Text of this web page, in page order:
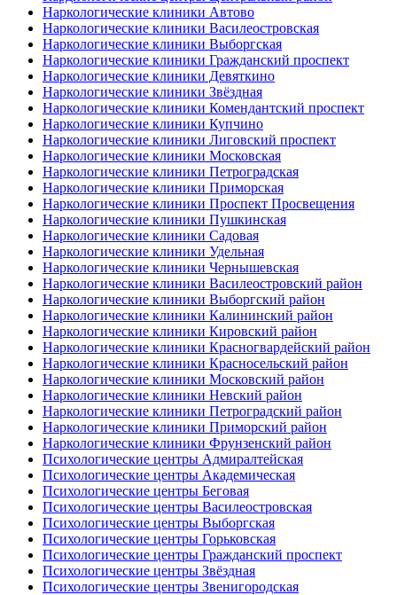
Наркологические клиники Автово
Наркологические клиники Василеостровская
Наркологические клиники Выборгская
Наркологические клиники Гражданский проспект
Наркологические клиники Девяткино
Наркологические клиники Звёздная
Наркологические клиники Комендантский проспект
Наркологические клиники Купчино
Наркологические клиники Лиговский проспект
Наркологические клиники Московская
Наркологические клиники Петроградская
Наркологические клиники Приморская
Наркологические клиники Проспект Просвещения
Наркологические клиники Пушкинская
Наркологические клиники Садовая
Наркологические клиники Удельная
Наркологические клиники Чернышевская
Наркологические клиники Василеостровский район
Наркологические клиники Выборгский район
Наркологические клиники Калининский район
Наркологические клиники Кировский район
Наркологические клиники Красногвардейский район
Наркологические клиники Красносельский район
Наркологические клиники Московский район
Наркологические клиники Невский район
Наркологические клиники Петроградский район
Наркологические клиники Приморский район
Наркологические клиники Фрунзенский район
Психологические центры Адмиралтейская
Психологические центры Академическая
Психологические центры Беговая
Психологические центры Василеостровская
Психологические центры Выборгская
Психологические центры Горьковская
Психологические центры Гражданский проспект
Психологические центры Звёздная
Психологические центры Звенигородская